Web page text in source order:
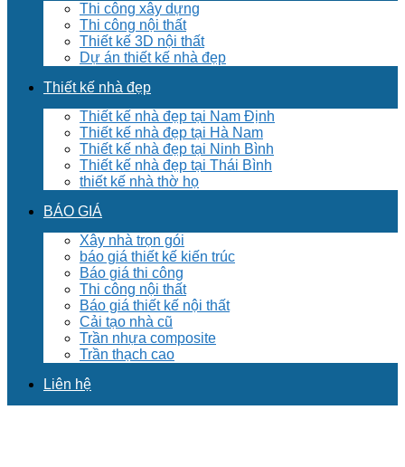
Thi công xây dựng
Thi công nội thất
Thiết kế 3D nội thất
Dự án thiết kế nhà đẹp
Thiết kế nhà đẹp
Thiết kế nhà đẹp tại Nam Định
Thiết kế nhà đẹp tại Hà Nam
Thiết kế nhà đẹp tại Ninh Bình
Thiết kế nhà đẹp tại Thái Bình
thiết kế nhà thờ họ
BÁO GIÁ
Xây nhà trọn gói
báo giá thiết kế kiến trúc
Báo giá thi công
Thi công nội thất
Báo giá thiết kế nội thất
Cải tạo nhà cũ
Trần nhựa composite
Trần thạch cao
Liên hệ